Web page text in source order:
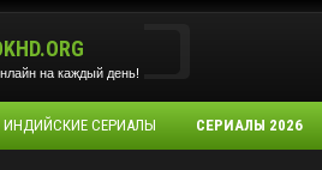
на каждый день!
ИНДИЙСКИЕ СЕРИАЛЫ СЕРИАЛЫ 2026